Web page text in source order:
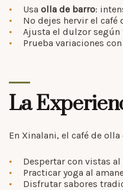
Usa olla de barro:
No dejes hervir el
Ajusta el dulzor según
Prueba variaciones
La
En Xinalani, el café de
Despertar con vistas al
Practicar yoga al
Disfrutar sabores